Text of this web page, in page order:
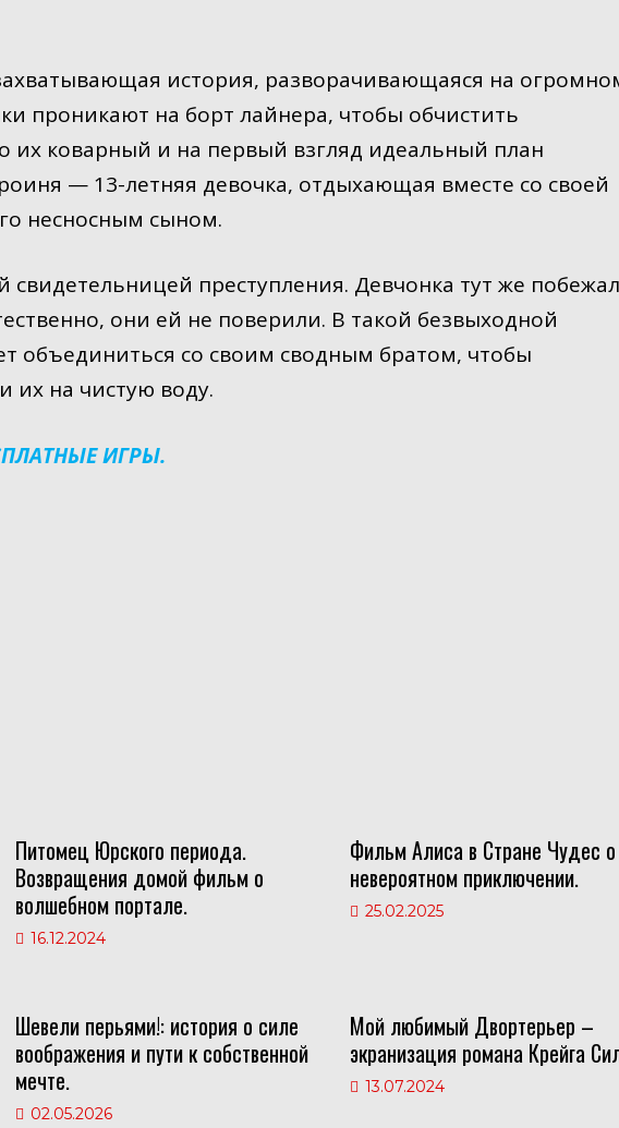
история, разворачивающаяся на
проникают на борт лайнера, чтобы обчистить
их коварный и на первый взгляд идеальный план
— 13-летняя девочка, отдыхающая вместе со своей
несносным сыном.
свидетельницей преступления. Девчонка тут же
они ей не поверили. В такой безвыходной
объединиться со своим сводным братом, чтобы
их на чистую воду.
ИГРЫ.
Питомец Юрского периода.
Возвращения домой фильм о
волшебном портале.
16.12.2024
Фильм Алиса в Стране Чудес о
невероятном приключении.
25.02.2025
Шевели перьями!: история о силе
воображения и пути к собственной
мечте.
02.05.2026
Мой любимый Двортерьер –
экранизация романа Крейга
13.07.2024